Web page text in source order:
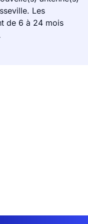
Les
de 6 à 24 mois